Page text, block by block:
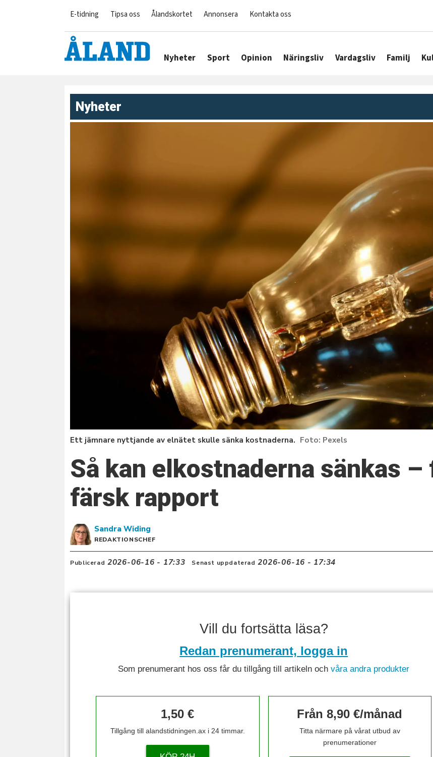
E-tidning Tipsa oss Ålandskortet Annonsera Kontakta oss
Nyheter Sport Opinion Näringsliv Vardagsliv Familj
Nyheter
Ett jämnare nyttjande av elnätet skulle sänka kostnaderna. Pexels
Så kan elkostnaderna sänkas
färsk rapport
Sandra Widing
REDAKTIONSCHEF
Publicerad 2026-06-16 - 17:33 Senast uppdaterad 2026-06-16 - 17:34
Vill du fortsätta läsa?
Redan prenumerant, logga in
Som prenumerant hos oss får du tillgång till artikeln ochvåra andra produkter
1,50 €
Tillgång till alandstidningen.ax i 24 timmar.
Från 8,90 €/månad
Titta närmare på vårat utbud av
prenumerationer